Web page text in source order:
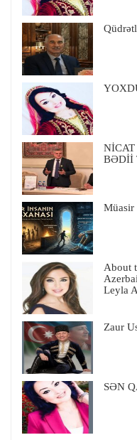
BƏDİİ
Müasir
About
Leyla
Zaur
SƏN